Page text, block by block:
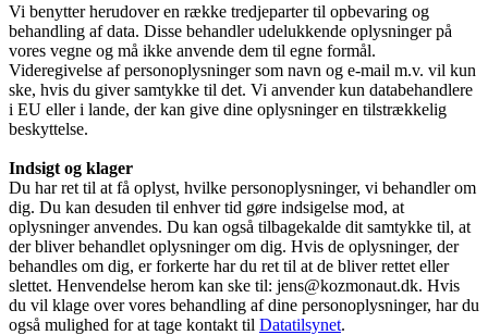
Vi benytter herudover en række tredjeparter til opbevaring og
behandling af data. Disse behandler udelukkende oplysninger på
vores vegne og må ikke anvende dem til egne formål.
Videregivelse af personoplysninger som navn og e-mail m.v. vil kun
ske, hvis du giver samtykke til det. Vi anvender kun databehandlere
i EU eller i lande, der kan give dine oplysninger en tilstrækkelig
beskyttelse.
Indsigt og klager
Du har ret til at få oplyst, hvilke personoplysninger, vi behandler om
dig. Du kan desuden til enhver tid gøre indsigelse mod, at
oplysninger anvendes. Du kan også tilbagekalde dit samtykke til, at
der bliver behandlet oplysninger om dig. Hvis de oplysninger, der
behandles om dig, er forkerte har du ret til at de bliver rettet eller
slettet. Henvendelse herom kan ske til: jens@kozmonaut.dk. Hvis
du vil klage over vores behandling af dine personoplysninger, har du
også mulighed for at tage kontakt til Datatilsynet.